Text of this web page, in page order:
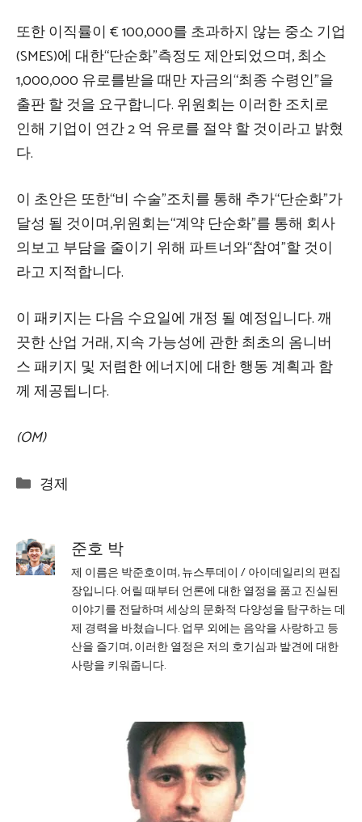
또한 이직률이 € 100,000를 초과하지 않는 중소 기업
(SMES)에 대한“단순화”측정도 제안되었으며, 최소
1,000,000 유로를받을 때만 자금의“최종 수령인”을
출판 할 것을 요구합니다. 위원회는 이러한 조치로
인해 기업이 연간 2 억 유로를 절약 할 것이라고 밝혔
다.
이 초안은 또한“비 수술”조치를 통해 추가“단순화”가
달성 될 것이며,위원회는“계약 단순화”를 통해 회사
의보고 부담을 줄이기 위해 파트너와“참여”할 것이
라고 지적합니다.
이 패키지는 다음 수요일에 개정 될 예정입니다. 깨
끗한 산업 거래, 지속 가능성에 관한 최초의 옴니버
스 패키지 및 저렴한 에너지에 대한 행동 계획과 함
께 제공됩니다.
(OM)
Categories
경제
준호 박
제 이름은 박준호이며, 뉴스투데이 / 아이데일리의 편집
장입니다. 어릴 때부터 언론에 대한 열정을 품고 진실된
이야기를 전달하며 세상의 문화적 다양성을 탐구하는 데
제 경력을 바쳤습니다. 업무 외에는 음악을 사랑하고 등
산을 즐기며, 이러한 열정은 저의 호기심과 발견에 대한
사랑을 키워줍니다.